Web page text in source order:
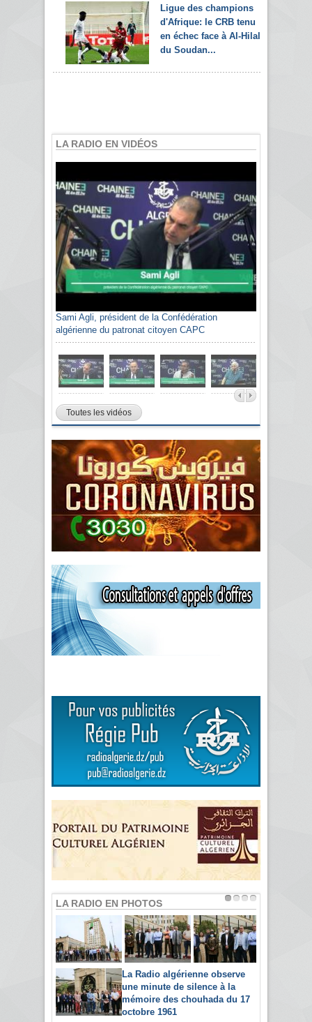
Ligue des champions
d'Afrique: le CRB tenu
en échec face à Al-Hilal
du Soudan...
LA RADIO EN VIDÉOS
Sami Agli, président de la Confédération
algérienne du patronat citoyen CAPC
Toutes les vidéos
LA RADIO EN PHOTOS
La Radio algérienne observe
une minute de silence à la
mémoire des chouhada du 17
octobre 1961